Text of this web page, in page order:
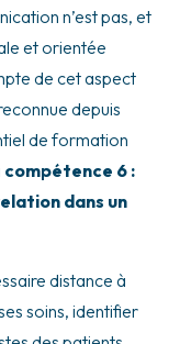
n’est pas, et
et orientée
de cet aspect
depuis
de formation
compétence 6 :
dans un
distance à
soins, identifier